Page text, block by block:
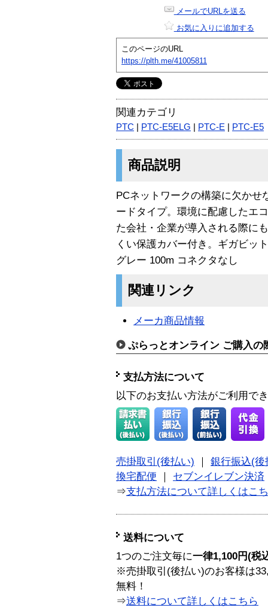
メールでURLを送る
お気に入りに追加する
このページのURL
https://plth.me/41005811
関連カテゴリ
PTC PTC-E5ELG PTC-E PTC-E5
商品説明
PCネットワークの構築に欠かせ
ードタイプ。環境に配慮したエ
た会社・企業が導入される際に
くい保護カバー付き。ギガビッ
グレー 100m コネクタなし
関連リンク
メーカ商品情報
ぷらっとオンライン ご購入の
支払方法について
以下のお支払い方法がご利用で
売掛取引(後払い)
銀行振込(後
換宅配便
セブンイレブン決済
⇒支払方法について詳しくはこ
送料について
1つのご注文毎に一律1,100円(税
※売掛取引(後払い)のお客様は
無料！
⇒送料について詳しくはこちら